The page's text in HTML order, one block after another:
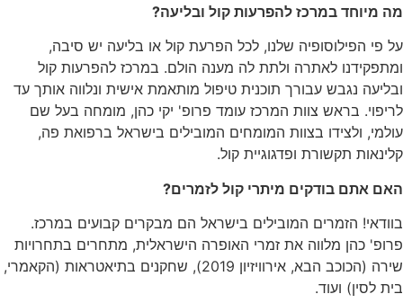
מה מיוחד במרכז להפרעות קול ובליעה?
על פי הפילוסופיה שלנו, לכל הפרעת קול או בליעה יש סיבה,
ומתפקידנו לאתרה ולתת לה מענה הולם. במרכז להפרעות קול
ובליעה נגבש עבורך תוכנית טיפול מותאמת אישית ונלווה אותך עד
לריפוי. בראש צוות המרכז עומד פרופ' יקי כהן, מומחה בעל שם
עולמי, ולצידו בצוות המומחים המובילים בישראל ברפואת פה,
קלינאות תקשורת ופדגוגיית קול.
האם אתם בודקים מיתרי קול לזמרים?
בוודאי! הזמרים המובילים בישראל הם מבקרים קבועים במרכז.
פרופ' כהן מלווה את זמרי האופרה הישראלית, מתחרים בתחרויות
שירה (הכוכב הבא, אירוויזיון 2019), שחקנים בתיאטראות (הקאמרי,
בית לסין) ועוד.